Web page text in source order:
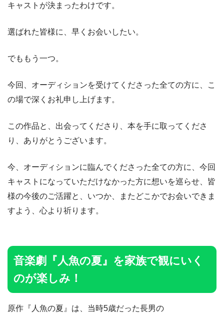
キャストが決まったわけです。
選ばれた皆様に、早くお会いしたい。
でももう一つ。
今回、オーディションを受けてくださった全ての方に、こ
の場で深くお礼申し上げます。
この作品と、出会ってくださり、本を手に取ってくださ
り、ありがとうございます。
今、オーディションに臨んでくださった全ての方に、今回
キャストになっていただけなかった方に想いを巡らせ、皆
様の今後のご活躍と、いつか、またどこかでお会いできま
すよう、心より祈ります。
音楽劇『人魚の夏』を家族で観にいく
のが楽しみ！
原作『人魚の夏』は、当時5歳だった長男の